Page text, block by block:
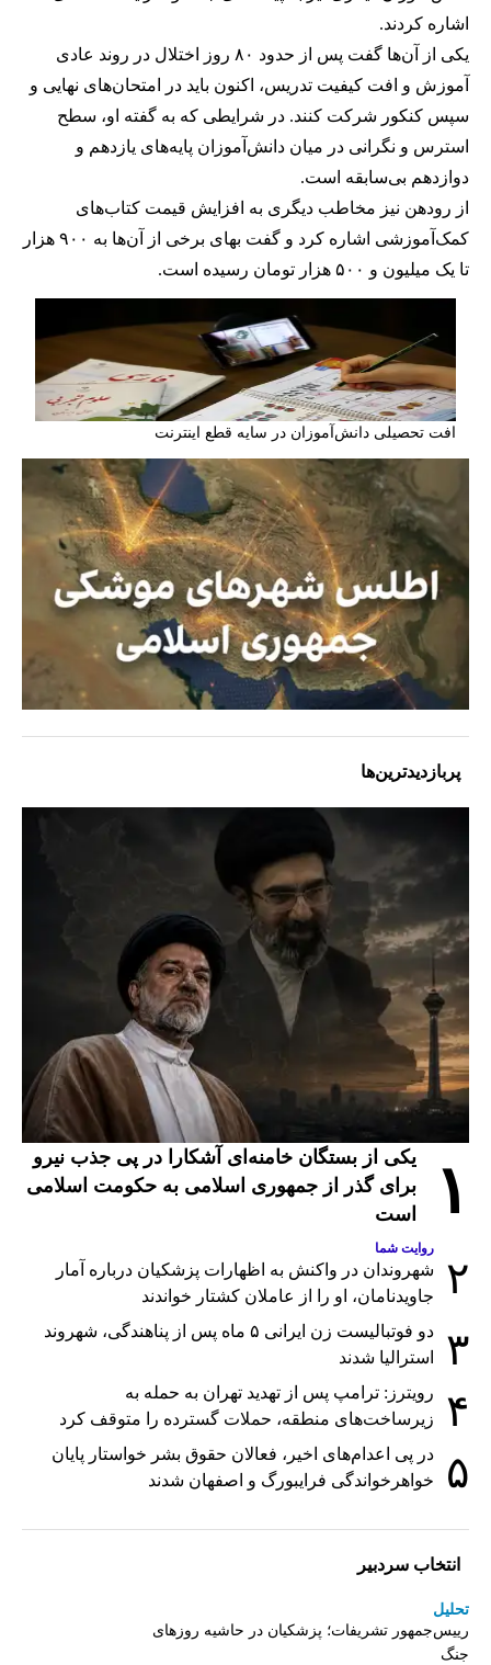
اشاره کردند.
یکی از آن‌ها گفت پس از حدود ۸۰ روز اختلال در روند عادی
آموزش و افت کیفیت تدریس، اکنون باید در امتحان‌های نهایی و
سپس کنکور شرکت کنند. در شرایطی که به گفته او، سطح
استرس و نگرانی در میان دانش‌آموزان پایه‌های یازدهم و
دوازدهم بی‌سابقه است.
از رودهن نیز مخاطب دیگری به افزایش قیمت کتاب‌های
کمک‌آموزشی اشاره کرد و گفت بهای برخی از آن‌ها به ۹۰۰ هزار
تا یک میلیون و ۵۰۰ هزار تومان رسیده است.
افت تحصیلی دانش‌‌آموزان در سایه قطع اینترنت
پربازدیدترین‌ها
۱
یکی از بستگان خامنه‌ای آشکارا در پی جذب نیرو
برای گذر از جمهوری اسلامی به حکومت اسلامی
است
۲
روایت شما
شهروندان در واکنش به اظهارات پزشکیان درباره آمار
جاویدنامان، او را از عاملان کشتار خواندند
۳
دو فوتبالیست زن ایرانی ۵ ماه پس از پناهندگی، شهروند
استرالیا شدند
۴
رویترز: ترامپ پس از تهدید تهران به حمله به
زیرساخت‌های منطقه، حملات گسترده را متوقف کرد
۵
در پی اعدام‌های اخیر، فعالان حقوق بشر خواستار پایان
خواهرخواندگی فرایبورگ و اصفهان شدند
انتخاب سردبیر
تحلیل
رییس‌جمهور تشریفات؛ پزشکیان در حاشیه روزهای
جنگ